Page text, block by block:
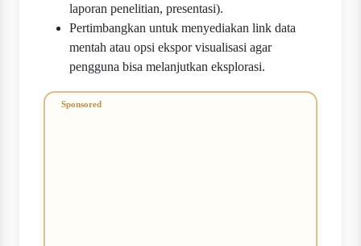
laporan penelitian, presentasi).
Pertimbangkan untuk menyediakan link data
mentah atau opsi ekspor visualisasi agar
pengguna bisa melanjutkan eksplorasi.